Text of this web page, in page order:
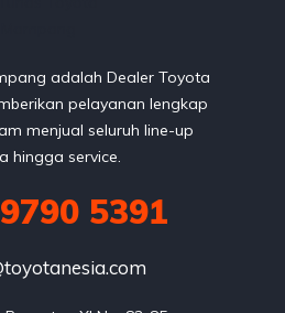
adalah Dealer Toyota
pelayanan lengkap
menjual seluruh line-up
hingga service.
5391